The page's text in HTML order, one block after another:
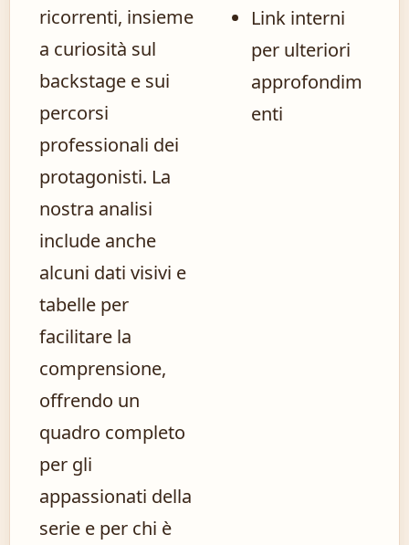
ricorrenti, insieme
a curiosità sul
backstage e sui
percorsi
professionali dei
protagonisti. La
nostra analisi
include anche
alcuni dati visivi e
tabelle per
facilitare la
comprensione,
offrendo un
quadro completo
per gli
appassionati della
serie e per chi è
Link interni
per ulteriori
approfondim
enti